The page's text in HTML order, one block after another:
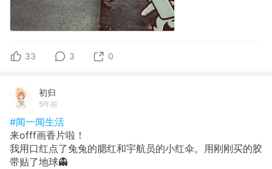
33 3 0
初归
5年前
#闻一闻生活
来offf画香片啦！
我用口红点了兔兔的腮红和宇航员的小红伞。用刚刚买的胶
带贴了地球👻